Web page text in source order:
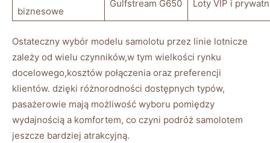
biznesowe
Gulfstream G650 Loty VIP i
Ostateczny wybór modelu samolotu przez linie lotnicze
zależy od wielu czynników,w tym wielkości rynku
docelowego,kosztów połączenia oraz preferencji
klientów. dzięki różnorodności dostępnych typów,
pasażerowie mają możliwość wyboru pomiędzy
wydajnością a komfortem, co czyni podróż samolotem
jeszcze bardziej atrakcyjną.